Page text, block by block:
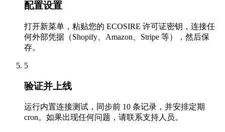
配置设置
打开新菜单，粘贴您的 ECOSIRE 许可证密钥，连接任
何外部凭据（Shopify、Amazon、Stripe 等），然后保
存。
5
验证并上线
运行内置连接测试，同步前 10 条记录，并安排定期
cron。如果出现任何问题，请联系支持人员。